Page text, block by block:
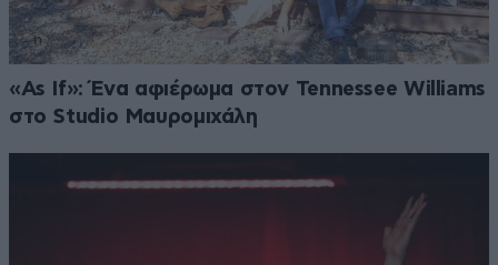
«As If»: Ένα αφιέρωμα στον Tennessee Williams
στο Studio Μαυρομιχάλη